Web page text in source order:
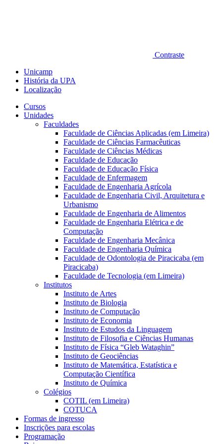
Contraste
Unicamp
História da UPA
Localização
Cursos
Unidades
Faculdades
Faculdade de Ciências Aplicadas (em Limeira)
Faculdade de Ciências Farmacêuticas
Faculdade de Ciências Médicas
Faculdade de Educação
Faculdade de Educação Física
Faculdade de Enfermagem
Faculdade de Engenharia Agrícola
Faculdade de Engenharia Civil, Arquitetura e
Urbanismo
Faculdade de Engenharia de Alimentos
Faculdade de Engenharia Elétrica e de
Computação
Faculdade de Engenharia Mecânica
Faculdade de Engenharia Química
Faculdade de Odontologia de Piracicaba (em
Piracicaba)
Faculdade de Tecnologia (em Limeira)
Institutos
Instituto de Artes
Instituto de Biologia
Instituto de Computação
Instituto de Economia
Instituto de Estudos da Linguagem
Instituto de Filosofia e Ciências Humanas
Instituto de Física “Gleb Wataghin”
Instituto de Geociências
Instituto de Matemática, Estatística e
Computação Científica
Instituto de Química
Colégios
COTIL (em Limeira)
COTUCA
Formas de ingresso
Inscrições para escolas
Programação